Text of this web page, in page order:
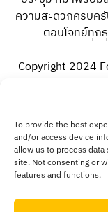
To provide the best
and/or access device
allow us to process
site. Not consenting or
features and functions.
ความสะดวกครบค
ตอบโจทย์ทุก
Copyright 2024